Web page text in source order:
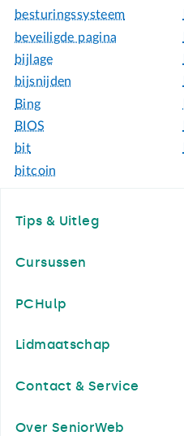
besturingssysteem
beveiligde pagina
bijlage
bijsnijden
Bing
BIOS
bit
bitcoin
Tips & Uitleg
Cursussen
PCHulp
Lidmaatschap
Contact & Service
Over SeniorWeb